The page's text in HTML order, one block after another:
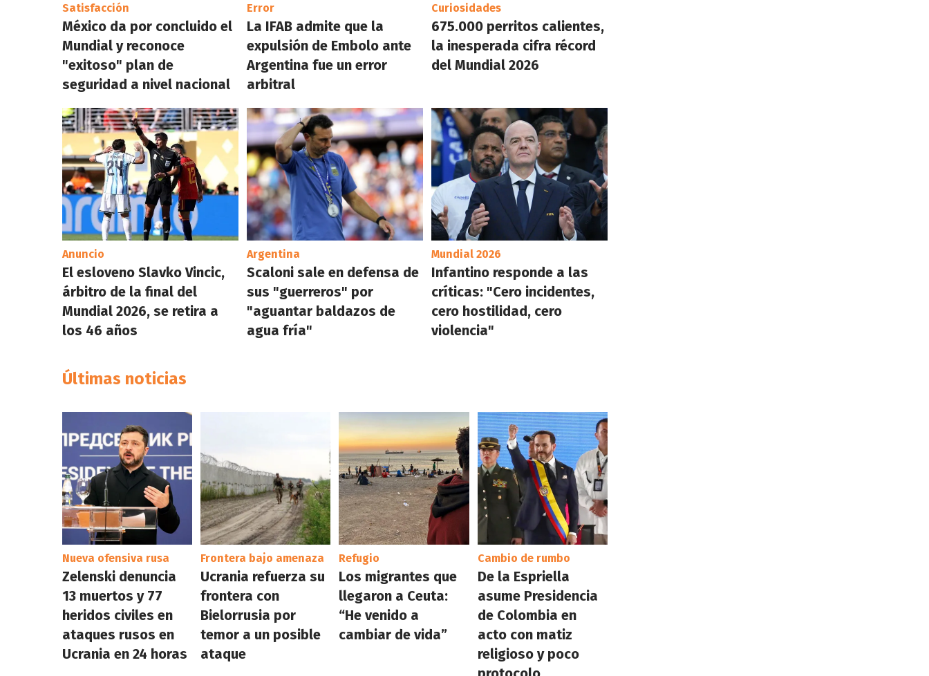
Satisfacción
México da por concluido el
Mundial y reconoce
"exitoso" plan de
seguridad a nivel nacional
Error
La IFAB admite que la
expulsión de Embolo ante
Argentina fue un error
arbitral
Curiosidades
675.000 perritos calientes,
la inesperada cifra récord
del Mundial 2026
Anuncio
El esloveno Slavko Vincic,
árbitro de la final del
Mundial 2026, se retira a
los 46 años
Argentina
Scaloni sale en defensa de
sus "guerreros" por
"aguantar baldazos de
agua fría"
Mundial 2026
Infantino responde a las
críticas: "Cero incidentes,
cero hostilidad, cero
violencia"
Últimas noticias
Nueva ofensiva rusa
Zelenski denuncia
13 muertos y 77
heridos civiles en
ataques rusos en
Ucrania en 24 horas
Frontera bajo amenaza
Ucrania refuerza su
frontera con
Bielorrusia por
temor a un posible
ataque
Refugio
Los migrantes que
llegaron a Ceuta:
“He venido a
cambiar de vida”
Cambio de rumbo
De la Espriella
asume Presidencia
de Colombia en
acto con matiz
religioso y poco